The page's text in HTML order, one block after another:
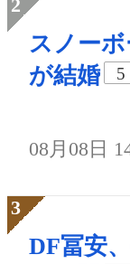
スノー
が結婚
5
08月08日
DF冨安